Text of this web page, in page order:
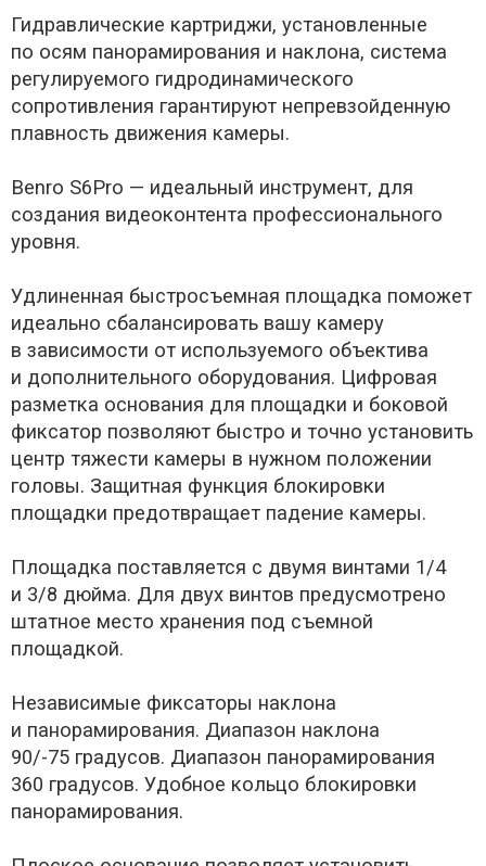
Гидравлические картриджи, установленные
по осям панорамирования и наклона, система
регулируемого гидродинамического
сопротивления гарантируют непревзойденную
плавность движения камеры.
Benro S6Pro — идеальный инструмент, для
создания видеоконтента профессионального
уровня.
Удлиненная быстросъемная площадка поможет
идеально сбалансировать вашу камеру
в зависимости от используемого объектива
и дополнительного оборудования. Цифровая
разметка основания для площадки и боковой
фиксатор позволяют быстро и точно установить
центр тяжести камеры в нужном положении
головы. Защитная функция блокировки
площадки предотвращает падение камеры.
Площадка поставляется с двумя винтами 1/4
и 3/8 дюйма. Для двух винтов предусмотрено
штатное место хранения под съемной
площадкой.
Независимые фиксаторы наклона
и панорамирования. Диапазон наклона
90/-75 градусов. Диапазон панорамирования
360 градусов. Удобное кольцо блокировки
панорамирования.